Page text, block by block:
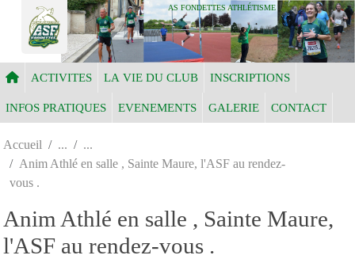
AS FONDETTES ATHLÉTISME
ACTIVITES LA VIE DU CLUB INSCRIPTIONS
INFOS PRATIQUES EVENEMENTS GALERIE CONTACT
Accueil
Anim Athlé en salle , Sainte Maure, l'ASF au rendez-
vous .
Anim Athlé en salle , Sainte Maure,
l'ASF au rendez-vous .
Panneau de gestion des cookies